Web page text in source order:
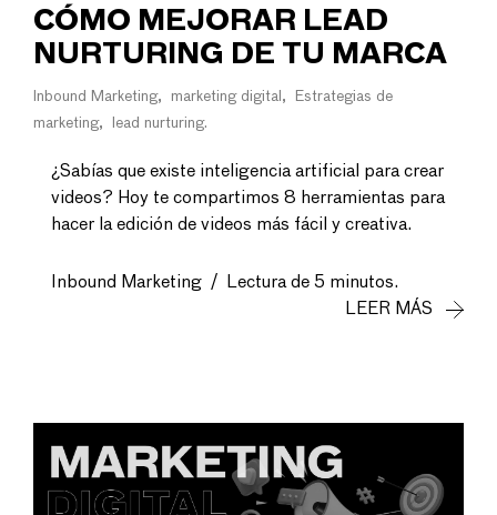
CÓMO MEJORAR LEAD
NURTURING DE TU MARCA
Inbound Marketing marketing digital
Estrategias de
marketing
lead nurturing
¿Sabías que existe inteligencia artificial para crear
videos? Hoy te compartimos 8 herramientas para
hacer la edición de videos más fácil y creativa.
Inbound Marketing /
Lectura de 5 minutos.
LEER MÁS